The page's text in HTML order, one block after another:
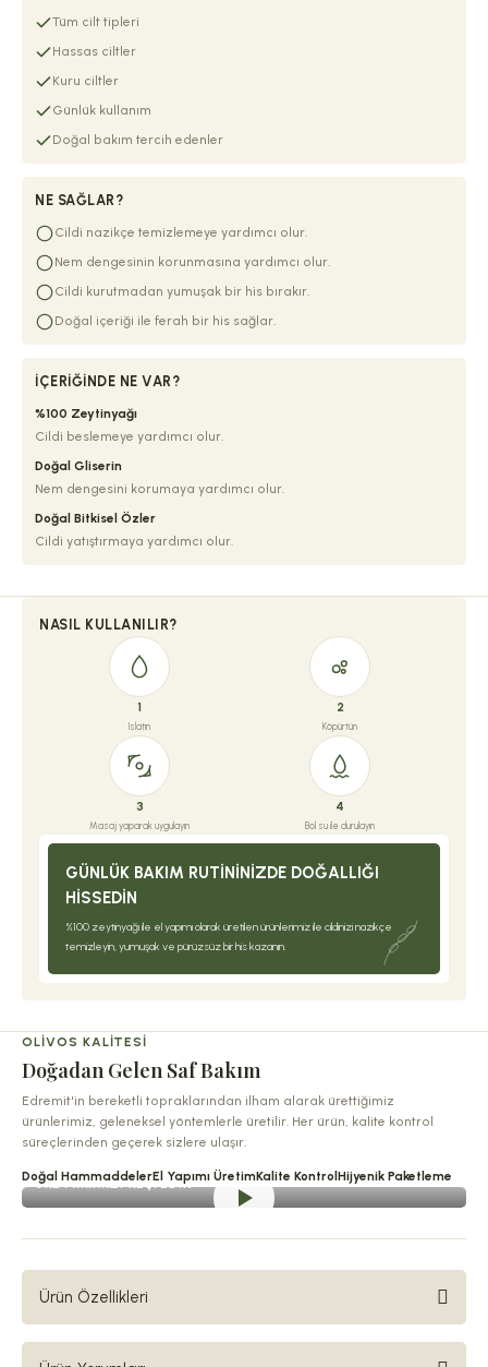
Tüm cilt tipleri
Hassas ciltler
Kuru ciltler
Günlük kullanım
Doğal bakım tercih edenler
NE SAĞLAR?
Cildi nazikçe temizlemeye yardımcı olur.
Nem dengesinin korunmasına yardımcı olur.
Cildi kurutmadan yumuşak bir his bırakır.
Doğal içeriği ile ferah bir his sağlar.
İÇERIĞINDE NE VAR?
%100 Zeytinyağı
Cildi beslemeye yardımcı olur.
Doğal Gliserin
Nem dengesini korumaya yardımcı olur.
Doğal Bitkisel Özler
Cildi yatıştırmaya yardımcı olur.
NASIL KULLANILIR?
1
Islatın
2
Köpürtün
3
Masaj yaparak uygulayın
4
Bol su ile durulayın
GÜNLÜK BAKIM RUTININIZDE DOĞALLIĞI
HISSEDIN
%100 zeytinyağı ile el yapımı olarak üretilen ürünlerimiz ile cildinizi nazikçe
temizleyin, yumuşak ve pürüzsüz bir his kazanın.
OLIVOS KALITESI
Doğadan Gelen Saf Bakım
Edremit'in bereketli topraklarından ilham alarak ürettiğimiz
ürünlerimiz, geleneksel yöntemlerle üretilir. Her ürün, kalite kontrol
süreçlerinden geçerek sizlere ulaşır.
Doğal HammaddelerEl Yapımı ÜretimKalite Kontrol Hijyenik Paketleme
ÜRETIMIMIZI KEŞFEDIN
Ürün Özellikleri
En nitelikli aromatik yağlar, en üst kalite doğal